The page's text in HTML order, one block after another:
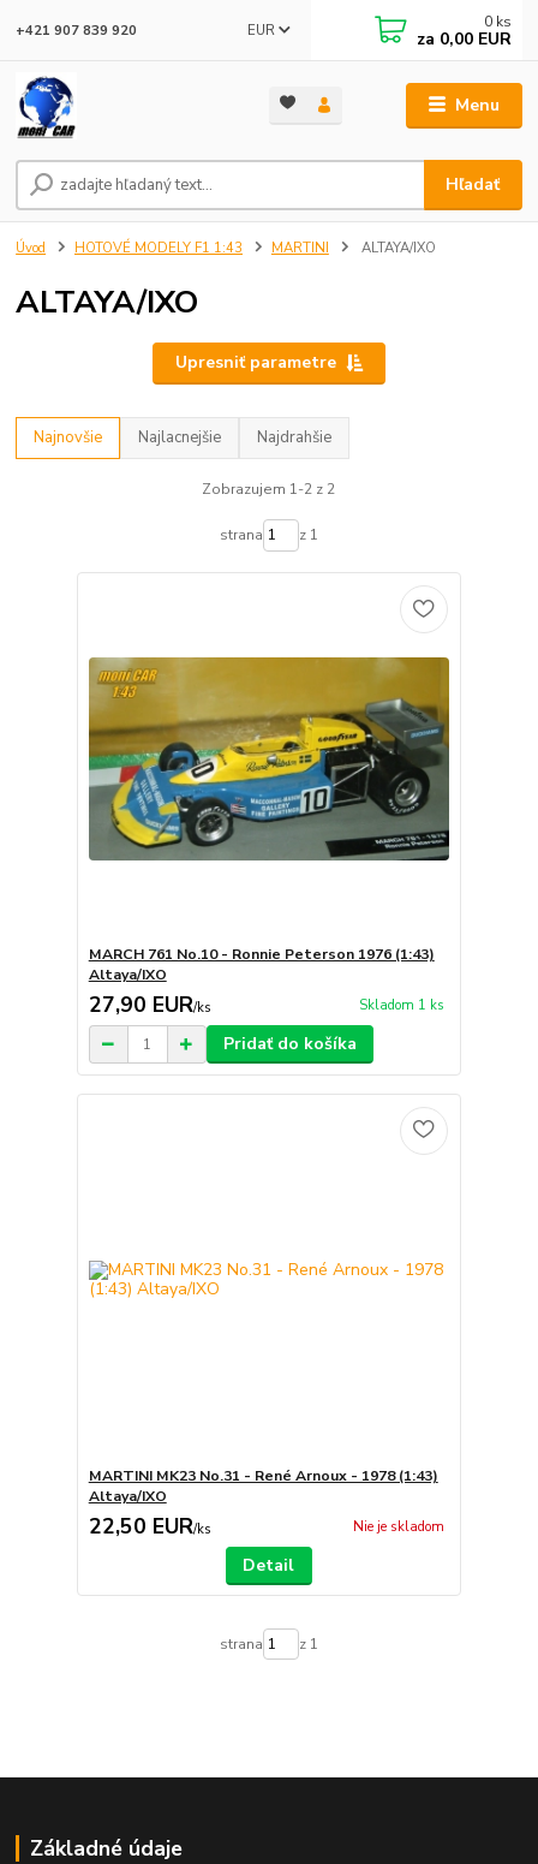
Menu
EUR
Hľadať
+421 907 839 920 0 ks
za 0,00 EUR
Úvod HOTOVÉ MODELY F1 1:43 MARTINI ALTAYA/IXO
ALTAYA/IXO
Upresniť parametre
Najnovšie Najlacnejšie Najdrahšie
Zobrazujem 1-2 z 2
strana z 1
MARCH 761 No.10 - Ronnie Peterson 1976 (1:43)
Altaya/IXO
27,90 EUR/ks Skladom 1 ks
Pridať do košíka
MARTINI MK23 No.31 - René Arnoux - 1978 (1:43)
Altaya/IXO
22,50 EUR/ks Nie je skladom
Detail
strana z 1
Základné údaje